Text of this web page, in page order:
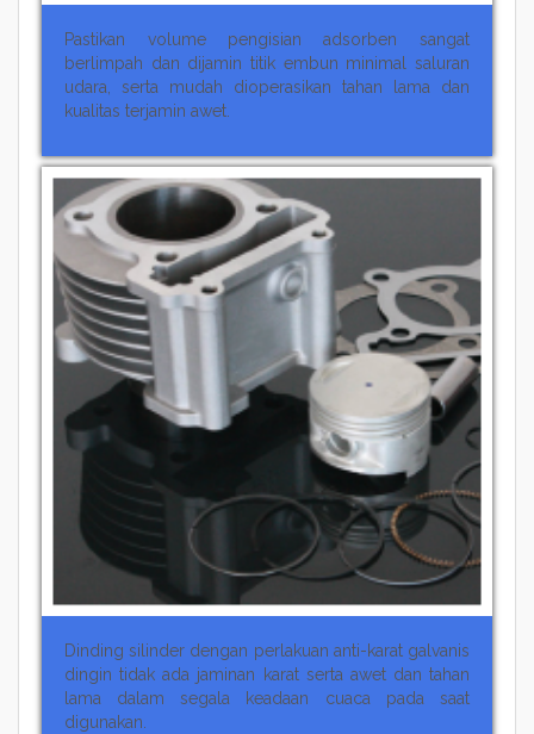
Pastikan volume pengisian adsorben sangat
berlimpah dan dijamin titik embun minimal saluran
udara, serta mudah dioperasikan tahan lama dan
kualitas terjamin awet.
Dinding silinder dengan perlakuan anti-karat galvanis
dingin tidak ada jaminan karat serta awet dan tahan
lama dalam segala keadaan cuaca pada saat
digunakan.